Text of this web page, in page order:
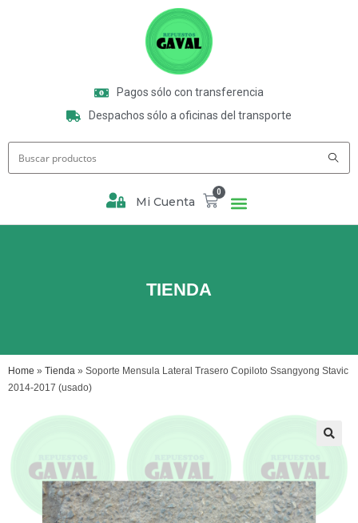
Pagos sólo con transferencia
Despachos sólo a oficinas del transporte
Mi Cuenta
0
TIENDA
Home » Tienda » Soporte Mensula Lateral Trasero Copiloto Ssangyong Stavic
2014-2017 (usado)